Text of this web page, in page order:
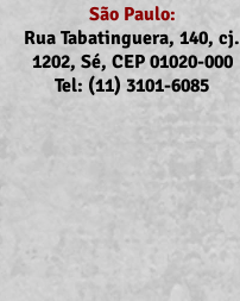
São Paulo:
Rua Tabatinguera, 140, cj.
1202, Sé, CEP 01020-000
Tel: (11) 3101-6085